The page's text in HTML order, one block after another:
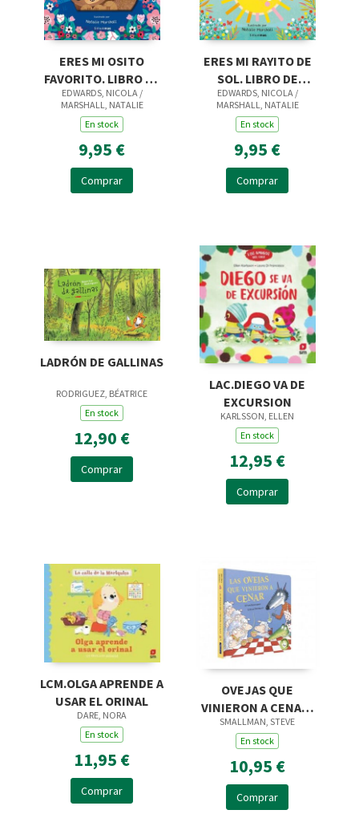
ERES MI OSITO
FAVORITO. LIBRO DE
CARTON CON
TROQUE
EDWARDS, NICOLA /
MARSHALL, NATALIE
En stock
9,95 €
Comprar
ERES MI RAYITO DE
SOL. LIBRO DE
CARTON CON
TROQUEL
EDWARDS, NICOLA /
MARSHALL, NATALIE
En stock
9,95 €
Comprar
LADRÓN DE GALLINAS
RODRIGUEZ, BÉATRICE
En stock
12,90 €
Comprar
LAC.DIEGO VA DE
EXCURSION
KARLSSON, ELLEN
En stock
12,95 €
Comprar
LCM.OLGA APRENDE A
USAR EL ORINAL
DARE, NORA
En stock
11,95 €
Comprar
OVEJAS QUE
VINIERON A CENAR,
LAS CARTON
SMALLMAN, STEVE
En stock
10,95 €
Comprar